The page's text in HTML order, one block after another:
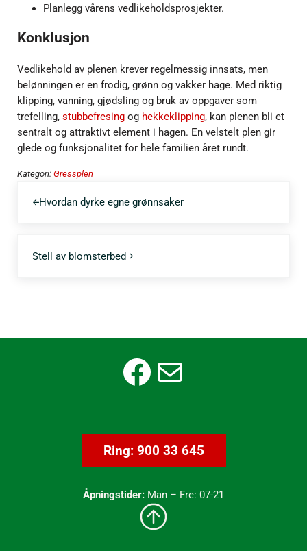
Planlegg vårens vedlikeholdsprosjekter.
Konklusjon
Vedlikehold av plenen krever regelmessig innsats, men
belønningen er en frodig, grønn og vakker hage. Med riktig
klipping, vanning, gjødsling og bruk av oppgaver som
trefelling, stubbefresingog hekkeklipping, kan plenen bli et
sentralt og attraktivt element i hagen. En velstelt plen gir
glede og funksjonalitet for hele familien året rundt.
Kategori: Gressplen
Hvordan dyrke egne grønnsaker
Stell av blomsterbed
Facebook
E-post
Ring: 900 33 645
Åpningstider: Man – Fre: 07-21
Til toppen